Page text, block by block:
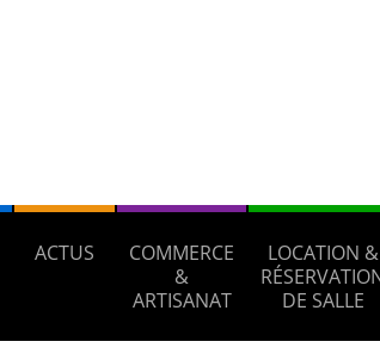
ACTUS
COMMERCE
&
ARTISANAT
LOCATION &
DE SALLE